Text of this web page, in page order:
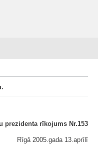
prezidenta rīkojums Nr.153
Rīgā 2005.gada 13.aprīlī